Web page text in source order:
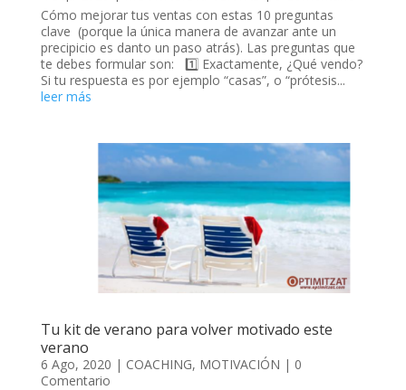
Cómo mejorar tus ventas con estas 10 preguntas
clave (porque la única manera de avanzar ante un
precipicio es danto un paso atrás). Las preguntas que
te debes formular son: 1️⃣ Exactamente, ¿Qué vendo?
Si tu respuesta es por ejemplo “casas”, o “prótesis...
leer más
Tu kit de verano para volver motivado este
verano
6 Ago, 2020 | COACHING, MOTIVACIÓN | 0
Comentario